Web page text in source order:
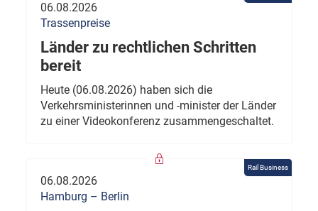
06.08.2026
Trassenpreise
Länder zu rechtlichen Schritten
bereit
Heute (06.08.2026) haben sich die
Verkehrsministerinnen und -minister der Länder
zu einer Videokonferenz zusammengeschaltet.
Rail Business
06.08.2026
Hamburg – Berlin